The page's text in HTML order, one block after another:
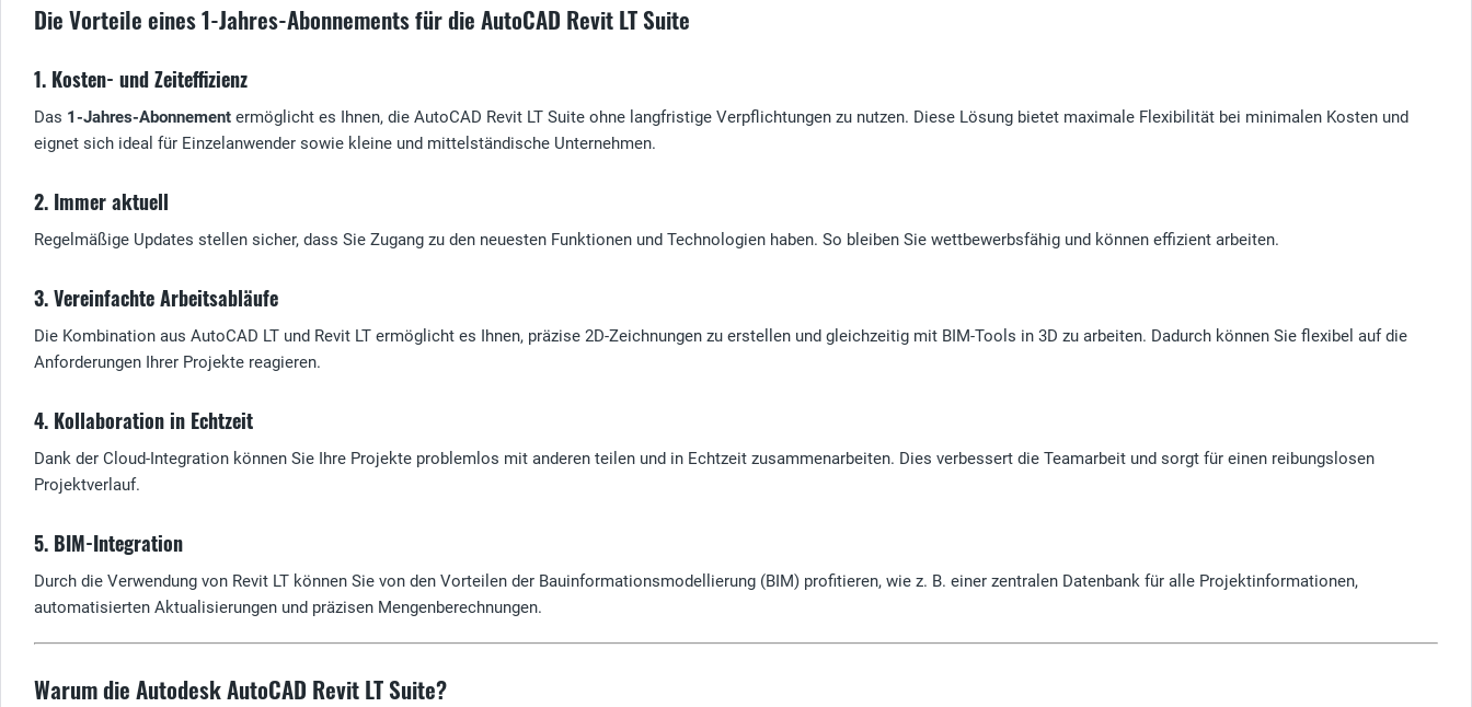
Die Vorteile eines 1-Jahres-Abonnements für die AutoCAD Revit LT Suite
1. Kosten- und Zeiteffizienz
Das 1-Jahres-Abonnement ermöglicht es Ihnen, die AutoCAD Revit LT Suite ohne langfristige Verpflichtungen zu nutzen. Diese Lösung bietet maximale Flexibilität bei minimalen Kosten und
eignet sich ideal für Einzelanwender sowie kleine und mittelständische Unternehmen.
2. Immer aktuell
Regelmäßige Updates stellen sicher, dass Sie Zugang zu den neuesten Funktionen und Technologien haben. So bleiben Sie wettbewerbsfähig und können effizient arbeiten.
3. Vereinfachte Arbeitsabläufe
Die Kombination aus AutoCAD LT und Revit LT ermöglicht es Ihnen, präzise 2D-Zeichnungen zu erstellen und gleichzeitig mit BIM-Tools in 3D zu arbeiten. Dadurch können Sie flexibel auf die
Anforderungen Ihrer Projekte reagieren.
4. Kollaboration in Echtzeit
Dank der Cloud-Integration können Sie Ihre Projekte problemlos mit anderen teilen und in Echtzeit zusammenarbeiten. Dies verbessert die Teamarbeit und sorgt für einen reibungslosen
Projektverlauf.
5. BIM-Integration
Durch die Verwendung von Revit LT können Sie von den Vorteilen der Bauinformationsmodellierung (BIM) profitieren, wie z. B. einer zentralen Datenbank für alle Projektinformationen,
automatisierten Aktualisierungen und präzisen Mengenberechnungen.
Warum die Autodesk AutoCAD Revit LT Suite?